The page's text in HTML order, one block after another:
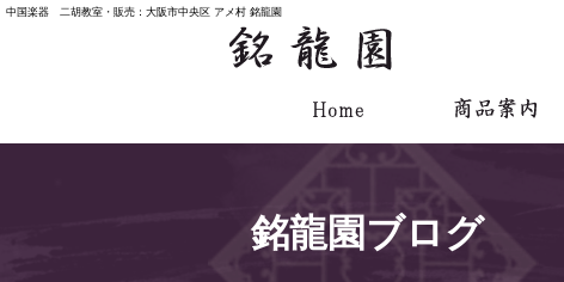
中国楽器 二胡教室・販売：大阪市中央区 アメ村 銘龍園
銘龍園ブログ